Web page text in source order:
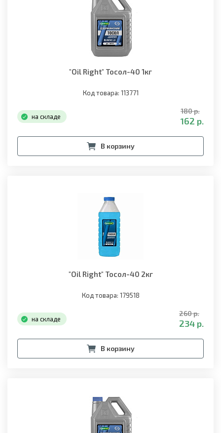
"Oil Right" Тосол-40 1кг
Код товара: 113771
на складе
180 р.
162 р.
В корзину
"Oil Right" Тосол-40 2кг
Код товара: 179518
на складе
260 р.
234 р.
В корзину